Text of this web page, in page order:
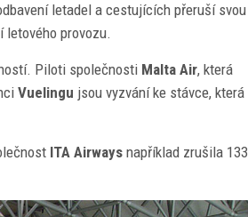
letadel a cestujících přeruší svou
letového provozu.
Piloti společnosti Malta Air, která
Vuelingu jsou vyzvání ke stávce, která
ITA Airways například zrušila 133